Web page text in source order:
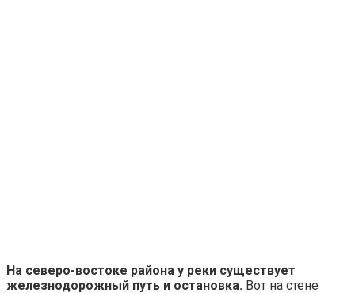
На северо-востоке района у реки существует
железнодорожный путь и остановка. Вот на стене